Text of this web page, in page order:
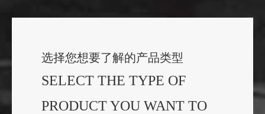
选择您想要了解的产品类型
SELECT THE TYPE OF
PRODUCT YOU WANT TO